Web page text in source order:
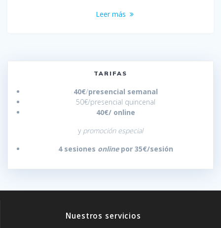
Leer más
TARIFAS
40€/presencial semanal
50€/presencial quincenal
40€/ online
y promoción especial
4 sesiones onlinepor 35€/sesión
Nuestros servicios